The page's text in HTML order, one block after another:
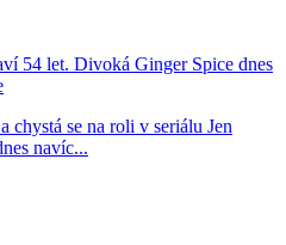
54 let. Divoká Ginger Spice dnes
se na roli v seriálu Jen
navíc...